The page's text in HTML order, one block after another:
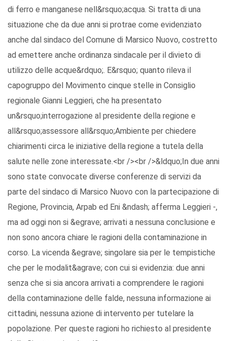
di ferro e manganese nell&rsquo;acqua. Si tratta di una
situazione che da due anni si protrae come evidenziato
anche dal sindaco del Comune di Marsico Nuovo, costretto
ad emettere anche ordinanza sindacale per il divieto di
utilizzo delle acque&rdquo;. E&rsquo; quanto rileva il
capogruppo del Movimento cinque stelle in Consiglio
regionale Gianni Leggieri, che ha presentato
un&rsquo;interrogazione al presidente della regione e
all&rsquo;assessore all&rsquo;Ambiente per chiedere
chiarimenti circa le iniziative della regione a tutela della
salute nelle zone interessate.<br /><br />&ldquo;In due anni
sono state convocate diverse conferenze di servizi da
parte del sindaco di Marsico Nuovo con la partecipazione di
Regione, Provincia, Arpab ed Eni &ndash; afferma Leggieri -,
ma ad oggi non si &egrave; arrivati a nessuna conclusione e
non sono ancora chiare le ragioni della contaminazione in
corso. La vicenda &egrave; singolare sia per le tempistiche
che per le modalit&agrave; con cui si evidenzia: due anni
senza che si sia ancora arrivati a comprendere le ragioni
della contaminazione delle falde, nessuna informazione ai
cittadini, nessuna azione di intervento per tutelare la
popolazione. Per queste ragioni ho richiesto al presidente